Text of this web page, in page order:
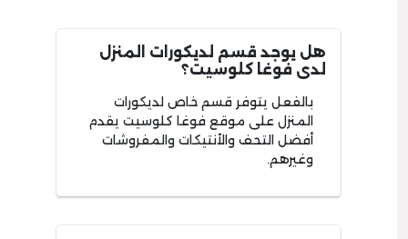
هل يوجد قسم لديكورات المنزل
لدى فوغا كلوسيت؟
بالفعل يتوفر قسم خاص لديكورات
المنزل على موقع فوغا كلوسيت يقدم
أفضل التحف والأنتيكات والمفروشات
وغيرهم.